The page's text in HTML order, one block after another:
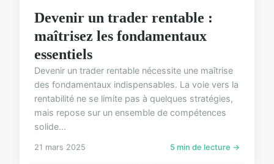
Devenir un trader rentable :
maîtrisez les fondamentaux
essentiels
Devenir un trader rentable nécessite une maîtrise
des fondamentaux indispensables. La voie vers la
rentabilité ne se limite pas à quelques stratégies,
mais repose sur un ensemble de compétences
solide...
21 mars 2025 5 min de lecture →